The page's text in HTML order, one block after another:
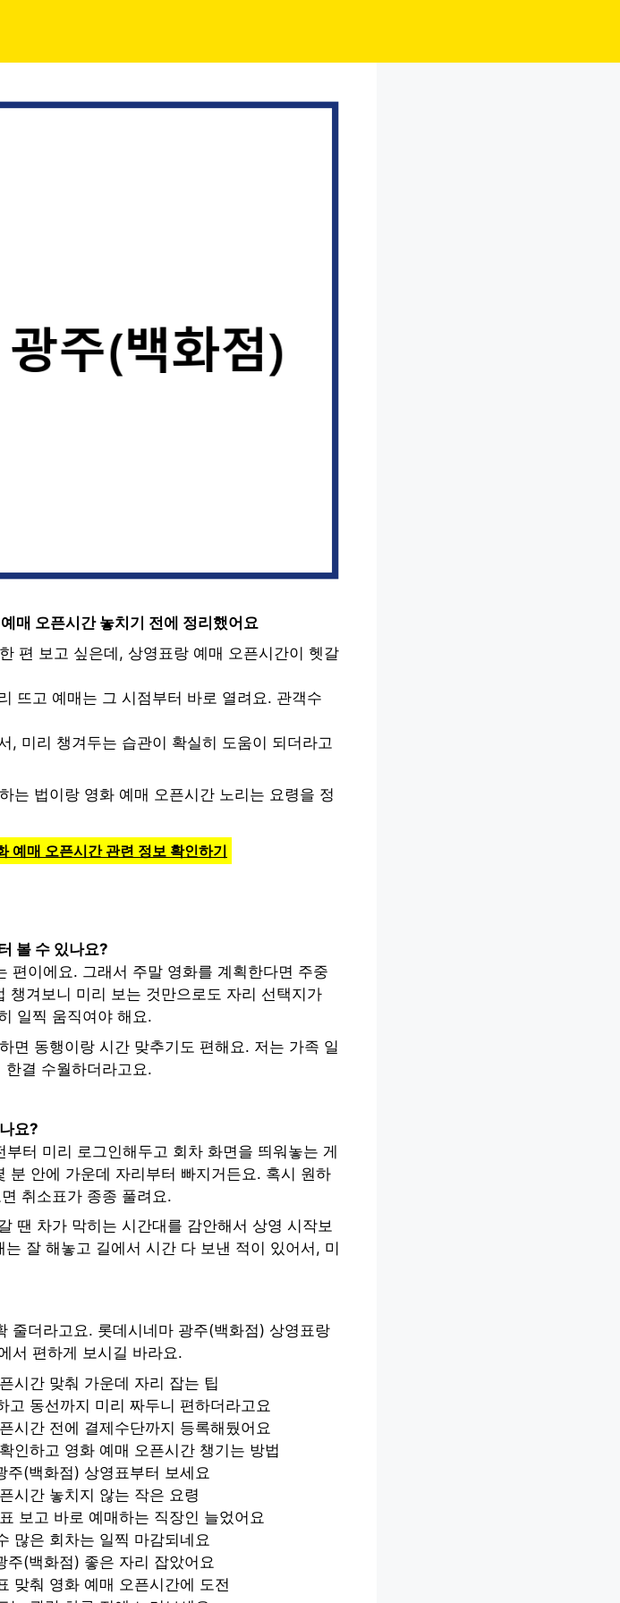
매 오픈시간 놓치기 전에 정리했어요
편 보고 싶은데, 상영표랑 예매 오픈시간이 헷갈
뜨고 예매는 그 시점부터 바로 열려요. 관객수
, 미리 챙겨두는 습관이 확실히 도움이 되더라고
는 법이랑 영화 예매 오픈시간 노리는 요령을 정
예매 오픈시간 관련 정보 확인하기
볼 수 있나요?
편이에요. 그래서 주말 영화를 계획한다면 주중
챙겨보니 미리 보는 것만으로도 자리 선택지가
일찍 움직여야 해요.
면 동행이랑 시간 맞추기도 편해요. 저는 가족 일
결 수월하더라고요.
요?
터 미리 로그인해두고 회차 화면을 띄워놓는 게
분 안에 가운데 자리부터 빠지거든요. 혹시 원하
취소표가 종종 풀려요.
땐 차가 막히는 시간대를 감안해서 상영 시작보
잘 해놓고 길에서 시간 다 보낸 적이 있어서, 미
줄더라고요. 롯데시네마 광주(백화점) 상영표랑
서 편하게 보시길 바라요.
시간 맞춰 가운데 자리 잡는 팁
고 동선까지 미리 짜두니 편하더라고요
시간 전에 결제수단까지 등록해뒀어요
인하고 영화 예매 오픈시간 챙기는 방법
(백화점) 상영표부터 보세요
시간 놓치지 않는 작은 요령
보고 바로 예매하는 직장인 늘었어요
많은 회차는 일찍 마감되네요
(백화점) 좋은 자리 잡았어요
맞춰 영화 예매 오픈시간에 도전